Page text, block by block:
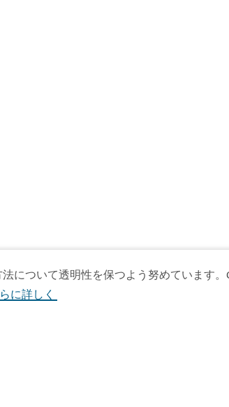
について透明性を保つよう努めています
に詳しく
理 #ミシュランガイド